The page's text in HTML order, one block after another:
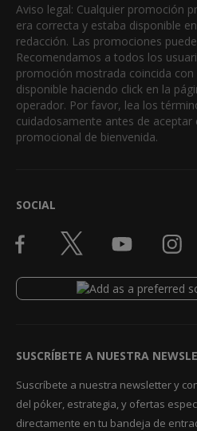
Aviso legal: Cualquier promoción
era correcta y estaba disponible
redacción. Las promociones
Recomendamos a todos los
promoción mostrada coincida
disponible haciendo click en la
operador. Por favor, lea los
cuidadosamente antes de aceptar
promocional de bienvenida.
SOCIAL
SUSCRÍBETE A NUESTRA
Suscríbete a nuestra newsletter y
del póker, estrategia, y ofertas
directamente en tu bandeja de